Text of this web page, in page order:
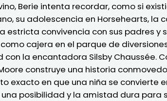
Berie intenta recordar, como si
su adolescencia en Horsehearts, la
estricta convivencia con sus padres y
cajera en el parque de
con la encantadora Silsby Chaussée.
construye una historia
exacto en que una niña se convierte
posibilidad y la amistad dura para